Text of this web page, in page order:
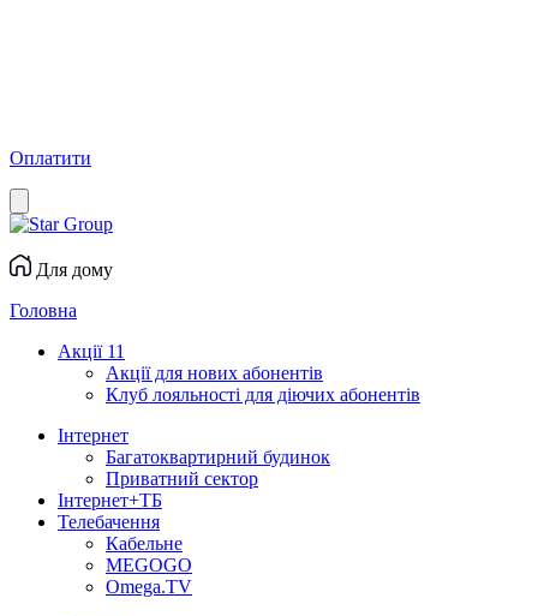
Оплатити
Для дому
Головна
Акції 11
Акції для нових абонентів
Клуб лояльності для діючих абонентів
Інтернет
Багатоквартирний будинок
Приватний сектор
Інтернет+ТБ
Телебачення
Кабельне
MEGOGO
Omega.TV